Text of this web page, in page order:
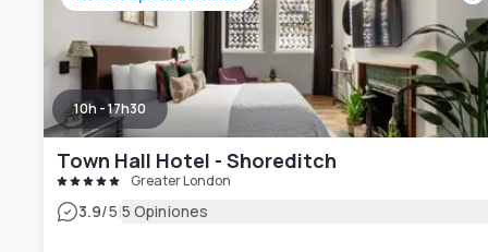
10h - 17h30
Town Hall Hotel - Shoreditch
Greater London
3.9/5|5 Opiniones